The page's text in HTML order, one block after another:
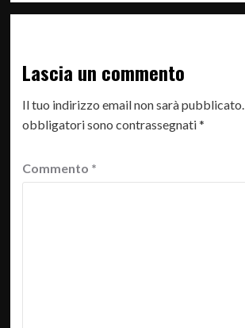
Lascia un commento
Il tuo indirizzo email non sarà pubblicato.
obbligatori sono contrassegnati*
Commento *